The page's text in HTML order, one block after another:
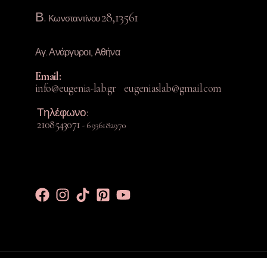
Β. Κωνσταντίνου28,13561
Αγ. Ανάργυροι, Αθήνα
Email:
info@eugenia-lab.gr eugeniaslab@gmail.com
Τηλέφωνο:
2108543071 - 6936182970